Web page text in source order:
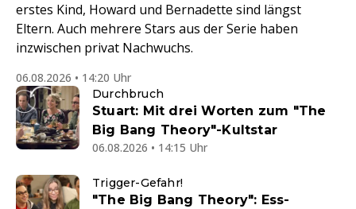
erstes Kind, Howard und Bernadette sind längst
Eltern. Auch mehrere Stars aus der Serie haben
inzwischen privat Nachwuchs.
06.08.2026 • 14:20 Uhr
Durchbruch
Stuart: Mit drei Worten zum "The
Big Bang Theory"-Kultstar
06.08.2026 • 14:15 Uhr
Trigger-Gefahr!
"The Big Bang Theory": Ess-